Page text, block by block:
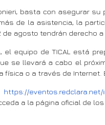
basta con asegurar su
de la asistencia, la
agosto tendrán derecho
equipo de TICAL está
se llevará a cabo el
o a través de Internet.
https://
a la página oficial de